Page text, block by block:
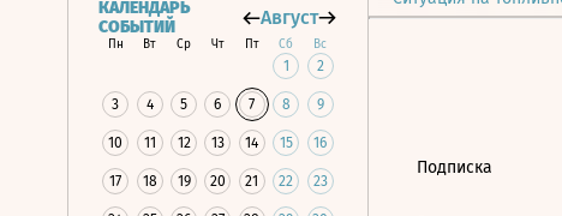
КАЛЕНДАРЬ
СОБЫТИЙ
Август
Пн Вт Ср Чт Пт Сб Вс
1 2
3 4 5 6 7 8 9
10 11 12 13 14 15 16
17 18 19 20 21 22 23
Подписка